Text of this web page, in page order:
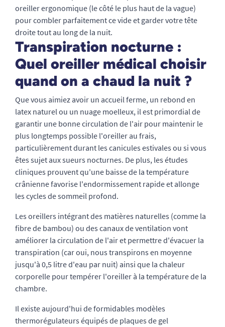
oreiller ergonomique (le côté le plus haut de la vague)
pour combler parfaitement ce vide et garder votre tête
droite tout au long de la nuit.
Transpiration nocturne :
Quel oreiller médical choisir
quand on a chaud la nuit ?
Que vous aimiez avoir un accueil ferme, un rebond en
latex naturel ou un nuage moelleux, il est primordial de
garantir une bonne circulation de l'air pour maintenir le
plus longtemps possible l'oreiller au frais,
particulièrement durant les canicules estivales ou si vous
êtes sujet aux sueurs nocturnes. De plus, les études
cliniques prouvent qu'une baisse de la température
crânienne favorise l'endormissement rapide et allonge
les cycles de sommeil profond.
Les oreillers intégrant des matières naturelles (comme la
fibre de bambou) ou des canaux de ventilation vont
améliorer la circulation de l'air et permettre d'évacuer la
transpiration (car oui, nous transpirons en moyenne
jusqu'à 0,5 litre d'eau par nuit) ainsi que la chaleur
corporelle pour tempérer l'oreiller à la température de la
chambre.
Il existe aujourd'hui de formidables modèles
thermorégulateurs équipés de plaques de gel